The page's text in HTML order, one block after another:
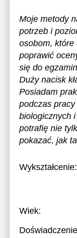
Moje metody
potrzeb i
osobom, które
poprawić
się do
Duży nacisk
Posiadam
podczas
biologicznych
potrafię nie
pokazać, jak
Wykształcenie:
Wiek: